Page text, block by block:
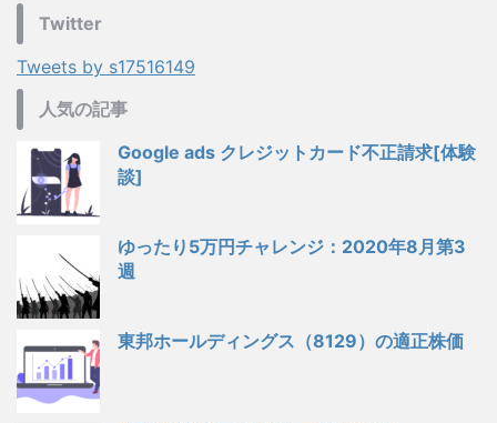
Twitter
Tweets by s17516149
人気の記事
Google ads クレジットカード不正請求[体験
談]
ゆったり5万円チャレンジ：2020年8月第3
週
東邦ホールディングス（8129）の適正株価